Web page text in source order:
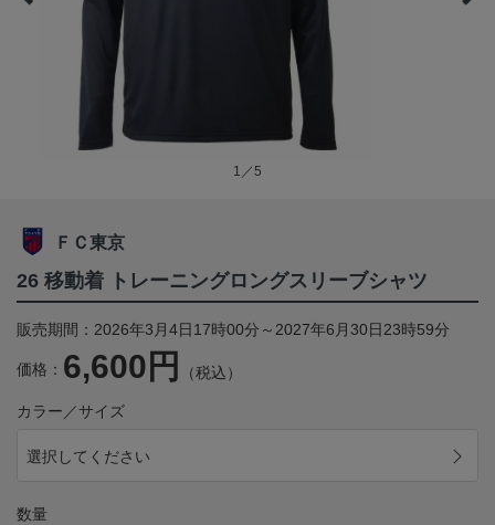
1／5
ＦＣ東京
26 移動着 トレーニングロングスリーブシャツ
販売期間：2026年3月4日17時00分～2027年6月30日23時59分
価格： 6,600円 （税込）
カラー／サイズ
選択してください
数量